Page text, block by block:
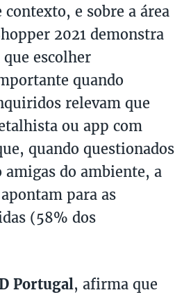
e sobre a área
2021 demonstra
escolher
quando
relevam que
ou app com
quando questionados
amigas do ambiente, a
para as
(58% dos
Portugal, afirma que